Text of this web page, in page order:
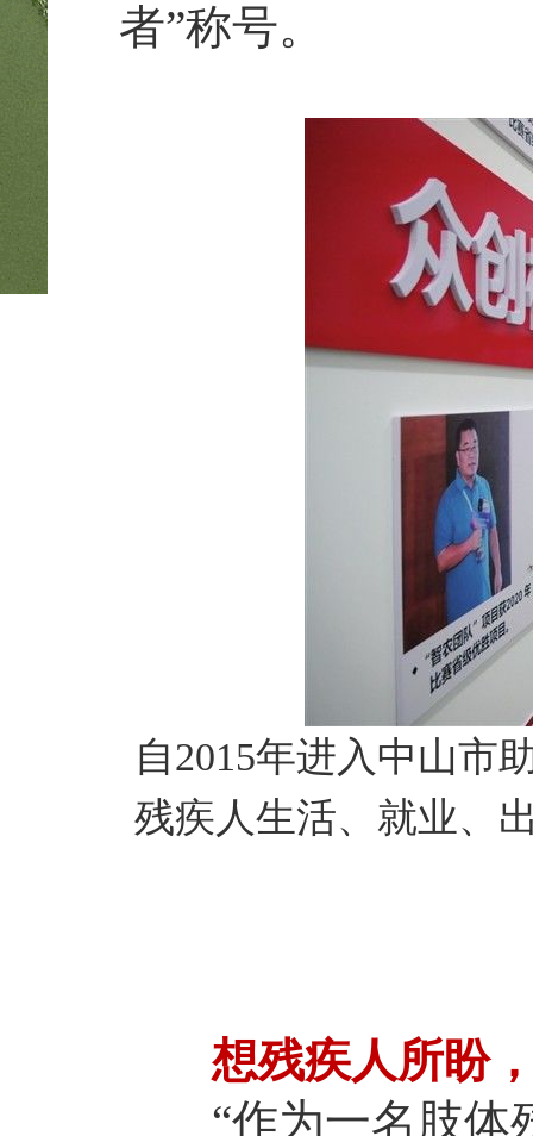
者”称号。
自2015年进入中山市
残疾人生活、就业、
想残疾人所盼
“作为一名肢体残